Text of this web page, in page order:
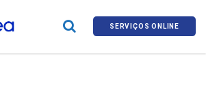
SERVIÇOS ONLINE